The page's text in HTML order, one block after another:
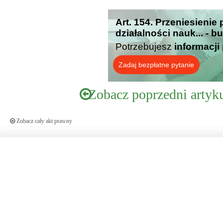
Art. 154. Przeniesienie
działalności nauk... -
Potrzebujesz informacji
Zadaj bezpłatne pytanie
Zobacz poprzedni
Zobacz cały akt prawny